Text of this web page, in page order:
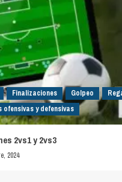
Finalizaciones Golpeo
ofensivas y defensivas
2vs1 y 2vs3
2024